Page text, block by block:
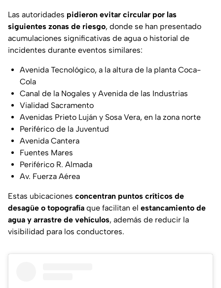
Las autoridades pidieron evitar circular por las
siguientes zonas de riesgo, donde se han presentado
acumulaciones significativas de agua o historial de
incidentes durante eventos similares:
Avenida Tecnológico, a la altura de la planta Coca-
Cola
Canal de la Nogales y Avenida de las Industrias
Vialidad Sacramento
Avenidas Prieto Luján y Sosa Vera, en la zona norte
Periférico de la Juventud
Avenida Cantera
Fuentes Mares
Periférico R. Almada
Av. Fuerza Aérea
Estas ubicaciones concentran puntos críticos de
desagüe o topografía que facilitan el estancamiento de
agua y arrastre de vehículos, además de reducir la
visibilidad para los conductores.